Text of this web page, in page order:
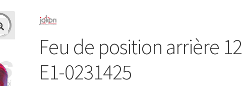
Feu de position arrière
E1-0231425